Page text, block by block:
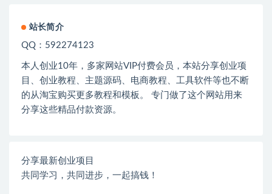
站长简介
QQ：592274123
本人创业10年，多家网站VIP付费会员，本站分享创业项
目、创业教程、主题源码、电商教程、工具软件等也不断
的从淘宝购买更多教程和模板。 专门做了这个网站用来
分享这些精品付款资源。
分享最新创业项目
共同学习，共同进步，一起搞钱！